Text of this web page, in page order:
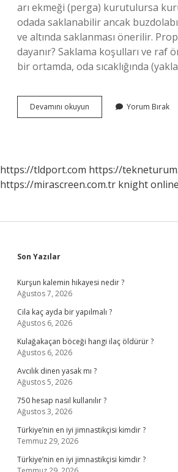
arı ekmeği (perga) kurutulursa
odada saklanabilir ancak
ve altında saklanması önerilir.
dayanır? Saklama koşulları ve raf
bir ortamda, oda sıcaklığında
Devamını okuyun
Sütü
Yorum Bırak
https://tldport.com https://
https://mirascreen.com.tr knight online
Sidebar
Son Yazılar
Kurşun kalemin hikayesi nedir ?
Ağustos 7, 2026
Cila kaç ayda bir yapılmalı ?
Ağustos 6, 2026
Kulağakaçan böceği hangi ilaç öldürür ?
Ağustos 6, 2026
Avcılık dinen yasak mı ?
Ağustos 5, 2026
750 hesap nasıl kullanılır ?
Ağustos 3, 2026
Türkiye’nin en iyi jimnastikçisi kimdir ?
Temmuz 29, 2026
Türkiye’nin en iyi jimnastikçisi kimdir ?